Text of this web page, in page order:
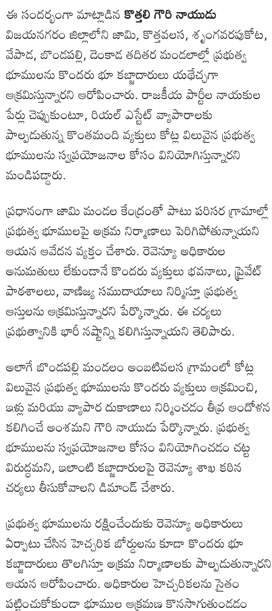
ఈ సందర్భంగా మాట్లాడినకొత్తలి గౌరి నాయుడు
విజయనగరం జిల్లాలోని జామి, కొత్తవలస, శృంగవరపుకోట,
వేపాడ, బొండపల్లి, డెంకాడ తదితర మండలాల్లో ప్రభుత్వ
భూములను కొందరు భూ కబ్జాదారులు యథేచ్ఛగా
ఆక్రమిస్తున్నారని ఆరోపించారు. రాజకీయ పార్టీల నాయకుల
పేర్లు చెప్పుకుంటూ, రియల్ ఎస్టేట్ వ్యాపారాలకు
పాల్పడుతున్న కొంతమంది వ్యక్తులు కోట్ల విలువైన ప్రభుత్వ
భూములను స్వప్రయోజనాల కోసం వినియోగిస్తున్నారని
మండిపడ్డారు.
ప్రధానంగా జామి మండల కేంద్రంతో పాటు పరిసర గ్రామాల్లో
ప్రభుత్వ భూములపై అక్రమ నిర్మాణాలు పెరిగిపోతున్నాయని
ఆయన ఆవేదన వ్యక్తం చేశారు. రెవెన్యూ అధికారుల
అనుమతులు లేకుండానే కొందరు వ్యక్తులు భవనాలు, ప్రైవేట్
పాఠశాలలు, వాణిజ్య సముదాయాలు నిర్మిస్తూ ప్రభుత్వ
ఆస్తులను ఆక్రమిస్తున్నారని పేర్కొన్నారు. ఈ చర్యలు
ప్రభుత్వానికి భారీ నష్టాన్ని కలిగిస్తున్నాయని తెలిపారు.
అలాగే బొండపల్లి మండలం అంబటివలస గ్రామంలో కోట్ల
విలువైన ప్రభుత్వ భూములను కొందరు వ్యక్తులు ఆక్రమించి,
ఇళ్లు మరియు వ్యాపార దుకాణాలు నిర్మించడం తీవ్ర ఆందోళన
కలిగించే అంశమని గౌరి నాయుడు పేర్కొన్నారు. ప్రభుత్వ
భూములను స్వప్రయోజనాల కోసం వినియోగించడం చట్ట
విరుద్ధమని, ఇలాంటి కబ్జాదారులపై రెవెన్యూ శాఖ కఠిన
చర్యలు తీసుకోవాలని డిమాండ్ చేశారు.
ప్రభుత్వ భూములను రక్షించేందుకు రెవెన్యూ అధికారులు
ఏర్పాటు చేసిన హెచ్చరిక బోర్డులను కూడా కొందరు భూ
కబ్జాదారులు తొలగిస్తూ అక్రమ నిర్మాణాలకు పాల్పడుతున్నారని
ఆయన ఆరోపించారు. అధికారుల హెచ్చరికలను సైతం
పట్టించుకోకుండా భూముల ఆక్రమణ కొనసాగుతుండడం